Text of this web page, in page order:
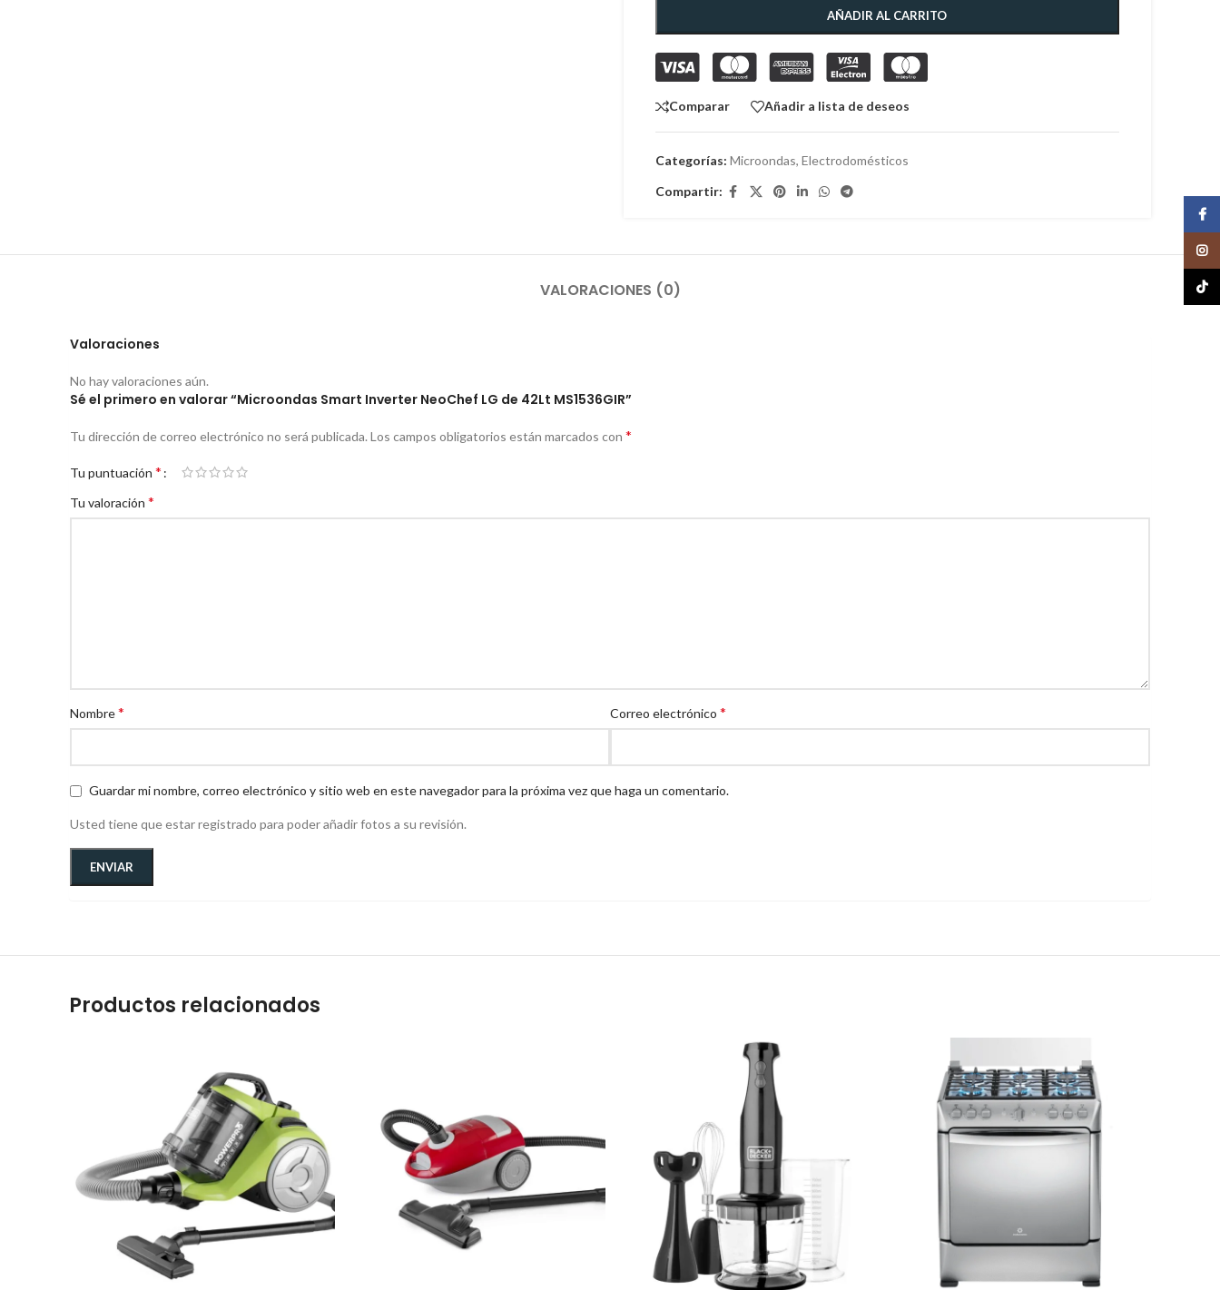
AÑADIR AL CARRITO
Comparar Añadir a lista de deseos
Categorías: Microondas, Electrodomésticos
Compartir:
VALORACIONES (0)
Valoraciones
No hay valoraciones aún.
Sé el primero en valorar “Microondas Smart Inverter NeoChef LG de 42Lt MS1536GIR”
Tu dirección de correo electrónico no será publicada. Los campos obligatorios están marcados con *
Tu puntuación *
Tu valoración *
Nombre* Correo electrónico *
Guardar mi nombre, correo electrónico y sitio web en este navegador para la próxima vez que haga un comentario.
Usted tiene que estar registrado para poder añadir fotos a su revisión.
Productos relacionados